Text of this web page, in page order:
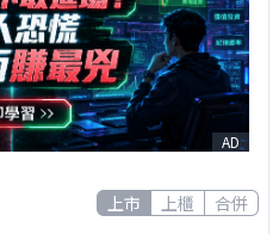
AD
上市 上櫃 合併